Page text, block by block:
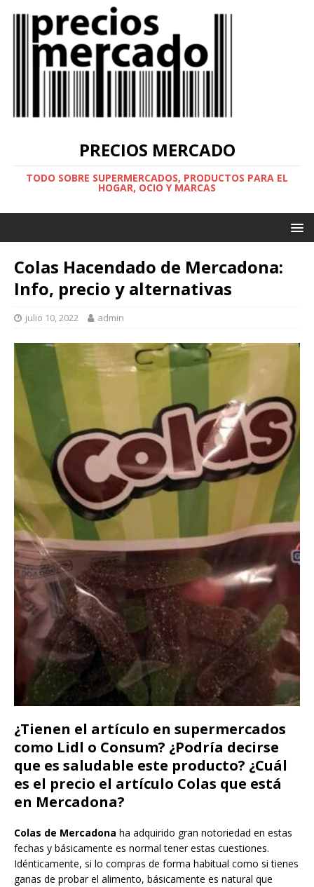
PRECIOS MERCADO
TODO SOBRE SUPERMERCADOS, PRODUCTOS PARA EL
HOGAR, OCIO Y MARCAS
Colas Hacendado de Mercadona:
Info, precio y alternativas
julio 10, 2022 admin
¿Tienen el artículo en supermercados
como Lidl o Consum? ¿Podría decirse
que es saludable este producto? ¿Cuál
es el precio el artículo Colas que está
en Mercadona?
Colas de Mercadona ha adquirido gran notoriedad en estas
fechas y básicamente es normal tener estas cuestiones.
Idénticamente, si lo compras de forma habitual como si tienes
ganas de probar el alimento, básicamente es natural que